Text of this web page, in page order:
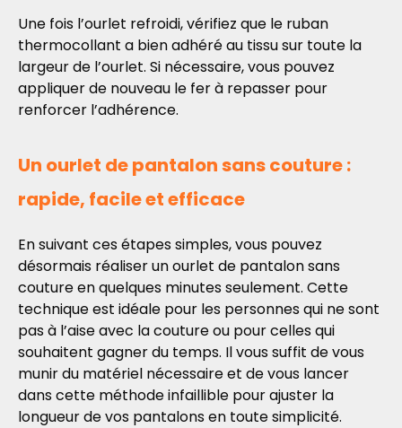
Une fois l’ourlet refroidi, vérifiez que le ruban
thermocollant a bien adhéré au tissu sur toute la
largeur de l’ourlet. Si nécessaire, vous pouvez
appliquer de nouveau le fer à repasser pour
renforcer l’adhérence.
Un ourlet de pantalon sans couture :
rapide, facile et efficace
En suivant ces étapes simples, vous pouvez
désormais réaliser un ourlet de pantalon sans
couture en quelques minutes seulement. Cette
technique est idéale pour les personnes qui ne sont
pas à l’aise avec la couture ou pour celles qui
souhaitent gagner du temps. Il vous suffit de vous
munir du matériel nécessaire et de vous lancer
dans cette méthode infaillible pour ajuster la
longueur de vos pantalons en toute simplicité.